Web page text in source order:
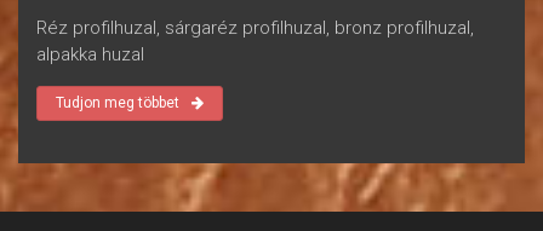
Réz profilhuzal, sárgaréz profilhuzal, bronz profilhuzal,
alpakka huzal
Tudjon meg többet